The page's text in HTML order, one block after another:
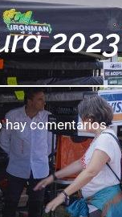
2023
hay comentarios